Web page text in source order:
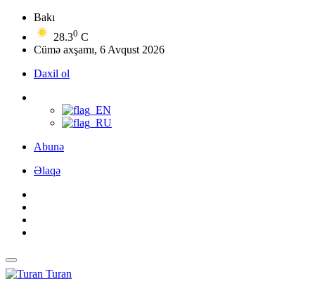
Bakı
28.30 C
Cümə axşamı, 6 Avqust 2026
Daxil ol
Abunə
Əlaqə
Turan